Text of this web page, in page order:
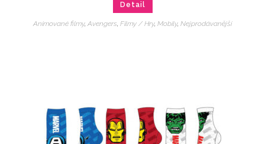
Detail
Animované filmy, Avengers, Filmy / Hry, Mobily, Nejprodávanější